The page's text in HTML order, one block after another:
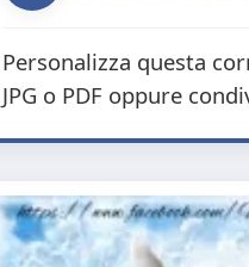
Personalizza questa
JPG o PDF oppure